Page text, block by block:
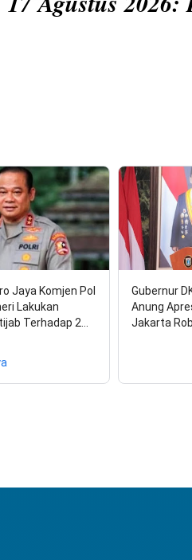
Jaya Komjen Pol
Lakukan
Terhadap 2…
Gubernur
Anung
Jakarta